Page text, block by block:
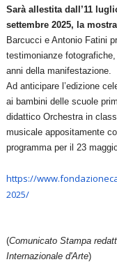
Sarà allestita dall’11
settembre 2025, la
Barcucci e Antonio Fatini
testimonianze
anni della manifestazione.
Ad anticipare l’edizione
ai bambini delle scuole
didattico Orchestra in
musicale appositamente
programma per il 23
https://www.
2025/
(Comunicato Stampa
Internazionale d'Arte)